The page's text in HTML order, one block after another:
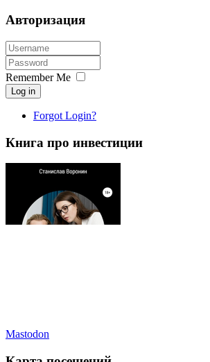
Авторизация
Remember Me
Log in
Forgot Login?
Книга про инвестиции
Mastodon